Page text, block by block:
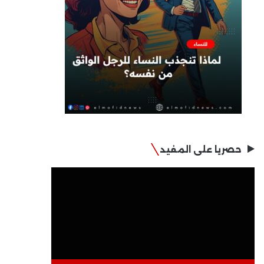
حصريا على المفيد